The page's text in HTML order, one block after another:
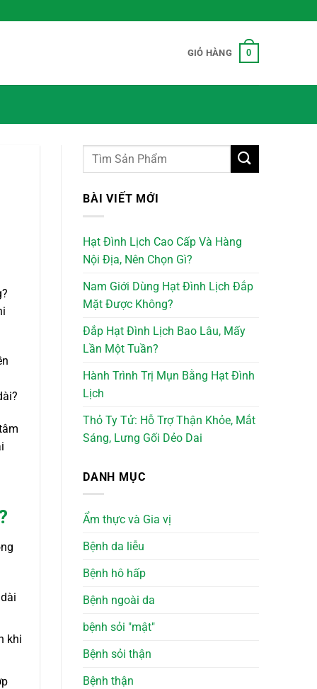
GIỎ HÀNG 0
khi
BÀI VIẾT MỚI
Hạt Đình Lịch Cao Cấp Và Hàng
Nội Địa, Nên Chọn Gì?
Nam Giới Dùng Hạt Đình Lịch Đắp
Mặt Được Không?
Đắp Hạt Đình Lịch Bao Lâu, Mấy
Lần Một Tuần?
Hành Trình Trị Mụn Bằng Hạt Đình
Lịch
Thỏ Ty Tử: Hỗ Trợ Thận Khỏe, Mắt
Sáng, Lưng Gối Dẻo Dai
DANH MỤC
Ẩm thực và Gia vị
Bệnh da liễu
Bệnh hô hấp
Bệnh ngoài da
bệnh sỏi "mật"
Bệnh sỏi thận
Bệnh thận